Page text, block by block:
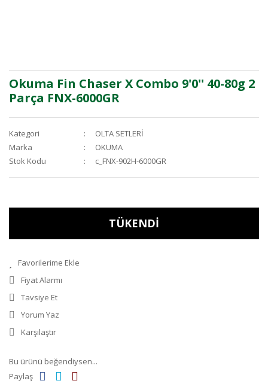
Okuma Fin Chaser X Combo 9'0'' 40-80g 2
Parça FNX-6000GR
Kategori
OLTA SETLERİ
Marka
OKUMA
Stok Kodu
c_FNX-902H-6000GR
TÜKENDİ
Fiyat Alarmı
Tavsiye Et
Yorum Yaz
Karşılaştır
Bu ürünü beğendiysen...
Paylaş